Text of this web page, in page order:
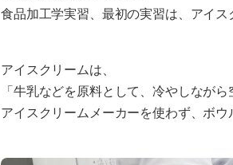
食品加工学実習、最初の実習は、アイス
アイスクリームは、
「牛乳などを原料として、冷やしなが
アイスクリームメーカーを使わず、ボウ